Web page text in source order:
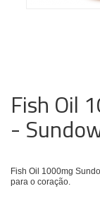
Fish Oil
-
Fish Oil 1000mg
para o coração.